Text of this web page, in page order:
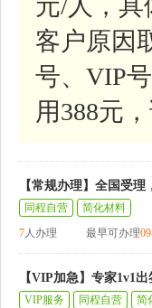
元/人，
客户原因
号、VIP
用388元
【常规办理】全国受
同程自营
简化材料
7人办理 最早可办理
【VIP加急】专家1v1
VIP服务 同程自营
简